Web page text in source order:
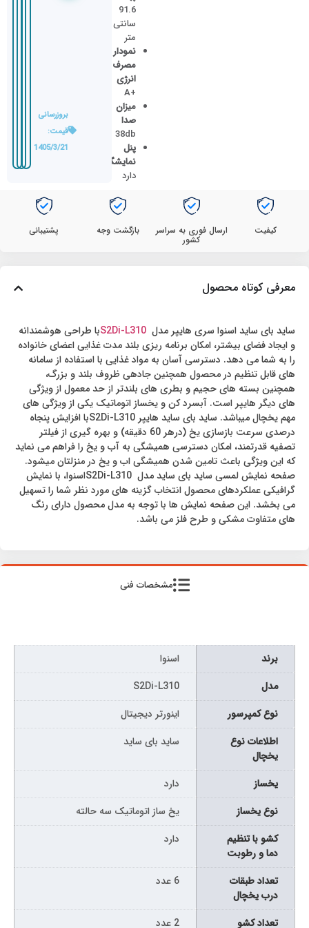
91.6
سانتی
متر
نمودار
مصرف
انرژی
+A
میزان
صدا
38db
پنل
نمایشگر
دارد
بروزرسانی
قیمت:
1405/3/21
کیفیت ارسال فوری به سراسر
کشور
بازگشت وجه پشتیبانی
معرفی کوتاه محصول
ساید بای ساید اسنوا سری هایپر مدل
با طراحی هوشمندانه
و ایجاد فضای بیشتر، امکان برنامه ریزی بلند مدت غذایی اعضای خانواده
را به شما می دهد. دسترسی آسان به مواد غذایی با استفاده از سامانه
های قابل تنظیم در محصول همچنین جادهی ظروف بلند و بزرگ،
همچنین بسته های حجیم و بطری های بلندتر از حد معمول از ویژگی
های دیگر هایپر است. آبسرد کن و یخساز اتوماتیک یکی از ویژگی های
مهم یخچال میباشد. ساید بای ساید هایپر S2Di-L310با افزایش پنجاه
درصدی سرعت بازسازی یخ (درهر 60 دقیقه) و بهره گیری از فیلتر
تصفیه قدرتمند، امکان دسترسی همیشگی به آب و یخ را فراهم می نماید
که این ویژگی باعث تامین شدن همیشگی اب و یخ در منزلتان میشود.
صفحه نمایش لمسی ساید بای ساید مدل S2Di-L310اسنوا، با نمایش
گرافیکی عملکردهای محصول انتخاب گزینه های مورد نظر شما را تسهیل
می بخشد. این صفحه نمایش ها با توجه به مدل محصول دارای رنگ
های متفاوت مشکی و طرح فلز می باشد.
مشخصات فنی
برند
اسنوا
مدل
S2Di-L310
نوع کمپرسور
اینورتر دیجیتال
اطلاعات نوع
یخچال
ساید بای ساید
یخساز
دارد
نوع یخساز
یخ ساز اتوماتیک سه حالته
کشو با تنظیم
دما و رطوبت
دارد
تعداد طبقات
درب یخچال
6 عدد
تعداد کشو 2 عدد